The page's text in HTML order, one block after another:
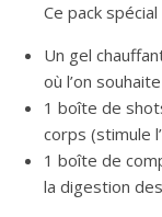
Ce pack
Un gel
où l’on
1 boîte de
corps (stimule
1 boîte de
la digestion